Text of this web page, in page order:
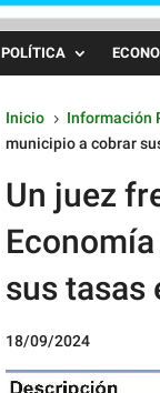
POLÍTICA
Inicio 5 Información
municipio a cobrar
Un juez
sus tasas
18/09/2024